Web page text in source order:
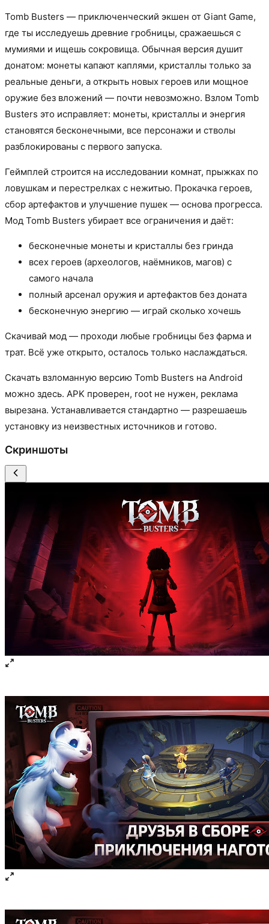
Tomb Busters — приключенческий экшен от Giant Game,
где ты исследуешь древние гробницы, сражаешься с
мумиями и ищешь сокровища. Обычная версия душит
донатом: монеты капают каплями, кристаллы только за
реальные деньги, а открыть новых героев или мощное
оружие без вложений — почти невозможно. Взлом Tomb
Busters это исправляет: монеты, кристаллы и энергия
становятся бесконечными, все персонажи и стволы
разблокированы с первого запуска.
Геймплей строится на исследовании комнат, прыжках по
ловушкам и перестрелках с нежитью. Прокачка героев,
сбор артефактов и улучшение пушек — основа прогресса.
Мод Tomb Busters убирает все ограничения и даёт:
бесконечные монеты и кристаллы без гринда
всех героев (археологов, наёмников, магов) с
самого начала
полный арсенал оружия и артефактов без доната
бесконечную энергию — играй сколько хочешь
Скачивай мод — проходи любые гробницы без фарма и
трат. Всё уже открыто, осталось только наслаждаться.
Скачать взломанную версию Tomb Busters на Android
можно здесь. APK проверен, root не нужен, реклама
вырезана. Устанавливается стандартно — разрешаешь
установку из неизвестных источников и готово.
Скриншоты